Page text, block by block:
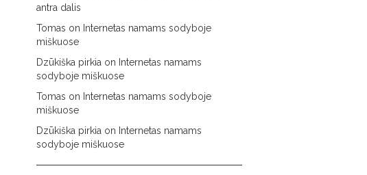
antra dalis
Tomas on Internetas namams sodyboje
miškuose
Dzūkiška pirkia on Internetas namams
sodyboje miškuose
Tomas on Internetas namams sodyboje
miškuose
Dzūkiška pirkia on Internetas namams
sodyboje miškuose